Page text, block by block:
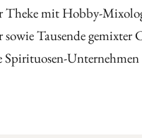
Theke mit Hobby-
Tausende
Spirituosen-